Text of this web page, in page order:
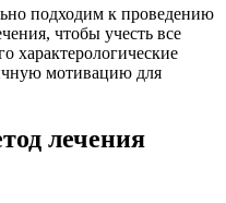
подходим к проведению
чтобы учесть все
характерологические
мотивацию для
лечения